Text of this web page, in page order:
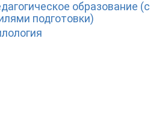
образование (с
подготовки)